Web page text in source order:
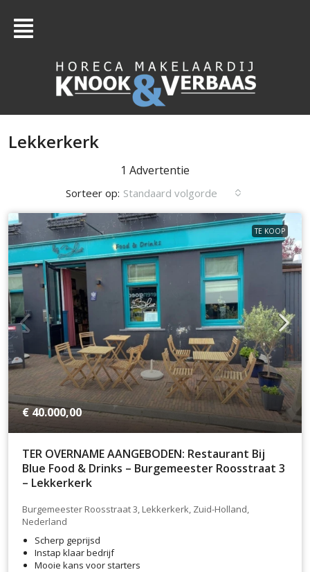
Lekkerkerk
1 Advertentie
Sorteer op: Standaard volgorde
TE KOOP
€ 40.000,00
TER OVERNAME AANGEBODEN: Restaurant Bij
Blue Food & Drinks – Burgemeester Roosstraat 3
– Lekkerkerk
Burgemeester Roosstraat 3, Lekkerkerk, Zuid-Holland,
Nederland
Scherp geprijsd
Instap klaar bedrijf
Mooie kans voor starters